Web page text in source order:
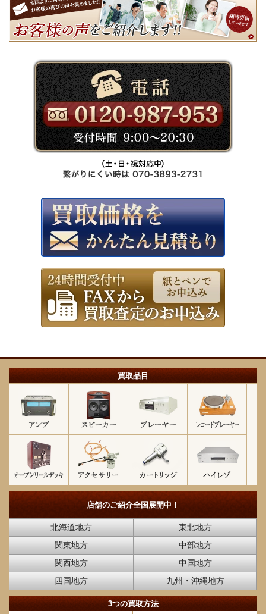
買取品目
店舗のご紹介全国展開中！
北海道地方
東北地方
関東地方
中部地方
関西地方
中国地方
四国地方
九州・沖縄地方
3つの買取方法